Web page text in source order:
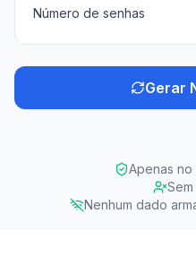
Número de senhas
Gerar
Apenas
Nenhum dado